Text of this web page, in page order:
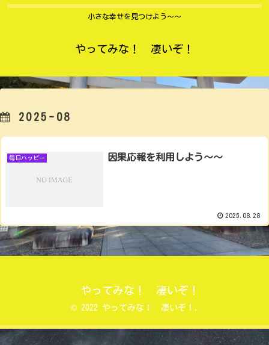
小さな幸せを見つけよう〜〜
やってみな！ 凄いぞ！
2025-08
毎日ハッピー 因果応報を利用しよう〜〜
2025.08.28
やってみな！ 凄いぞ！
© 2022 やってみな！ 凄いぞ！.